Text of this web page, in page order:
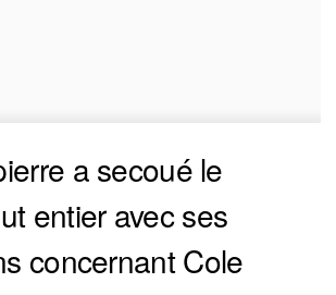
a secoué le
entier avec ses
concernant Cole